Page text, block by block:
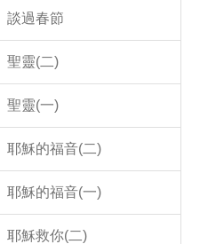
談過春節
聖靈(二)
聖靈(一)
耶穌的福音(二)
耶穌的福音(一)
耶穌救你(二)